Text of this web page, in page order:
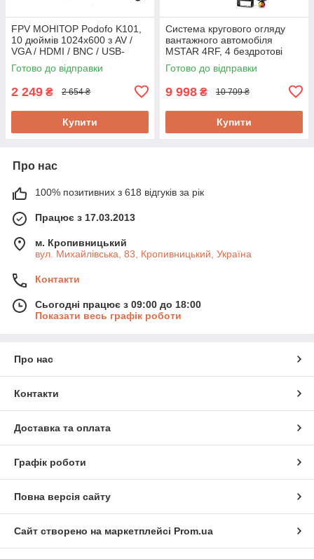
FPV МОНІТОР Podofo K101,
10 дюймів 1024х600 з AV /
VGA / HDMI / BNC / USB-
входом
Готово до відправки
2 249 ₴ 2 654 ₴
Купити
Система кругового огляду
вантажного автомобіля
MSTAR 4RF, 4 бездротові
камери, 7" монітор, повний
комплект!
Готово до відправки
9 998 ₴ 10 709 ₴
Купити
Про нас
100% позитивних з 618 відгуків за рік
Працює з 17.03.2013
м. Кропивницький
вул. Михайлівська, 83, Кропивницький, Україна
Контакти
Сьогодні працює з 09:00 до 18:00
Показати весь графік роботи
Про нас
Контакти
Доставка та оплата
Графік роботи
Повна версія сайту
Сайт створено на маркетплейсі Prom.ua